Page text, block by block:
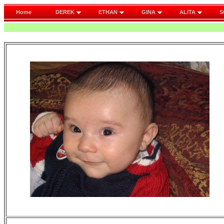
Home DEREK ETHAN GINA ALITA